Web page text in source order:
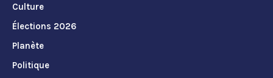
Culture
Élections 2026
Planète
Politique